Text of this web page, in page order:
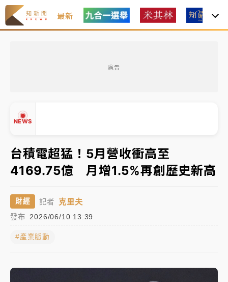
最新
廣告
NEWS
中颱白海豚環流掠北海！今明防劇烈降雨 東部高溫飆
38度
周末精選｜ 慈濟遭詐10億完整始末曝！律師掮客大玩兩
面手法 郭台銘、蔡英文成關鍵
本周爆款短影音｜
柯文哲帶電子手鐶拄拐杖現身／周玉
周末精選｜ 跨境網購族注意！EZ Way若改由政府委
任 預算難關如何解？
台積電超猛！5月營收衝高至
4169.75億 月增1.5%再創歷史新高
財經 記者 克里夫
發布 2026/06/10 13:39
#產業脈動